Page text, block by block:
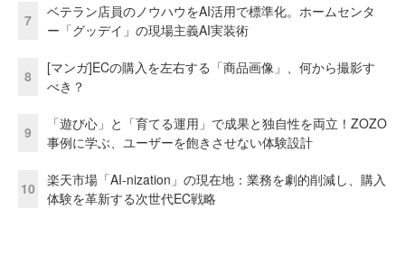
7
ベテラン店員のノウハウをAI活用で標準化。ホームセンタ
ー「グッデイ」の現場主義AI実装術
8
[マンガ]ECの購入を左右する「商品画像」、何から撮影す
べき？
9
「遊び心」と「育てる運用」で成果と独自性を両立！ZOZO
事例に学ぶ、ユーザーを飽きさせない体験設計
10
楽天市場「AI-nization」の現在地：業務を劇的削減し、購入
体験を革新する次世代EC戦略